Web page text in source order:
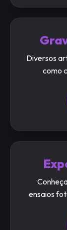
Diversos
como
ensaios